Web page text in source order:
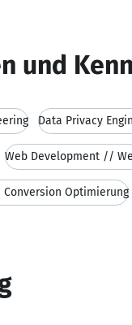
und
Data Privacy
Web Development //
Optimierung